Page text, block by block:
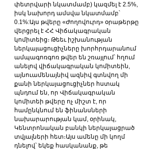
փետրվարի նկատմամբ) կազմել է 2.5%,
իսկ նախորդ ամսվա նկատմամբ՝
0.1%:Այս թվերը «Ժողովուրդ» օրաթերթը
վերցրել է ՀՀ Վիճակագրական
կոմիտեից։ Թեեւ իշխանության
ներկայացուցիչները խորհրդարանում
ամպագոռգոռ թվեր են շռայլում՝ հղում
անելով վիճակագրական կոմիտեին,
այնուամենայնիվ ազնիվ գտնվող մի
քանի ներկայացուցիչներ հստակ
պնդում են, որ Վիճակագրական
կոմիտեի թվերը ոչ միշտ է, որ
համընկնում են ֆինանսների
նախարարության կամ, օրինակ,
Կենտրոնական բանկի ներկայացրած
տվյալների հետ։Այս ամենը մի կողմ
դնելով՝ եկեք հասկանանք, թե